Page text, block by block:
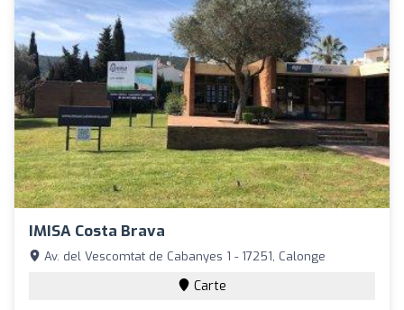
IMISA Costa Brava
Av. del Vescomtat de Cabanyes 1 - 17251, Calonge
Carte